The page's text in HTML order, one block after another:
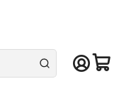
sábado en el gran
Full HD, 240Hz, 1ms,